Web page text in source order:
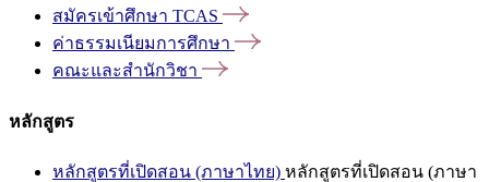
สมัครเข้าศึกษา TCAS
ค่าธรรมเนียมการศึกษา
คณะและสำนักวิชา
หลักสูตร
หลักสูตรที่เปิดสอน (ภาษาไทย) หลักสูตรที่เปิดสอน (ภาษา